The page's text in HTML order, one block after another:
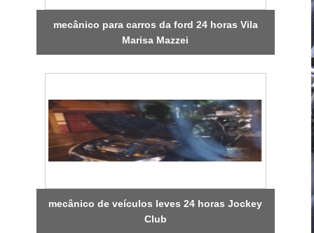
mecânico para carros da ford 24 horas Vila
Marisa Mazzei
mecânico de veículos leves 24 horas Jockey
Club